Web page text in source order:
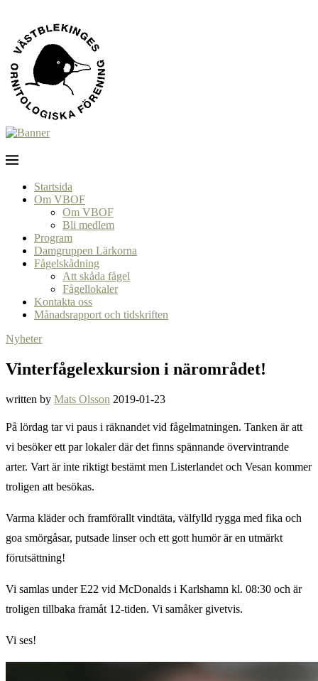
Startsida
Om VBOF
Om VBOF
Bli medlem
Program
Damgruppen Lärkorna
Fågelskådning
Att skåda fågel
Fågellokaler
Kontakta oss
Månadsrapport och tidskriften
Nyheter
Vinterfågelexkursion i närområdet!
written by Mats Olsson 2019-01-23
På lördag tar vi paus i räknandet vid fågelmatningen. Tanken är att
vi besöker ett par lokaler där det finns spännande övervintrande
arter. Vart är inte riktigt bestämt men Listerlandet och Vesan kommer
troligen att besökas.
Varma kläder och framförallt vindtäta, välfylld rygga med fika och
goa smörgåsar, putsade linser och ett gott humör är en utmärkt
förutsättning!
Vi samlas under E22 vid McDonalds i Karlshamn kl. 08:30 och är
troligen tillbaka framåt 12-tiden. Vi samåker givetvis.
Vi ses!